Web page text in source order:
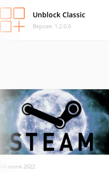
Unblock Classic
Версия: 1.2.0.0
04 июня 2022